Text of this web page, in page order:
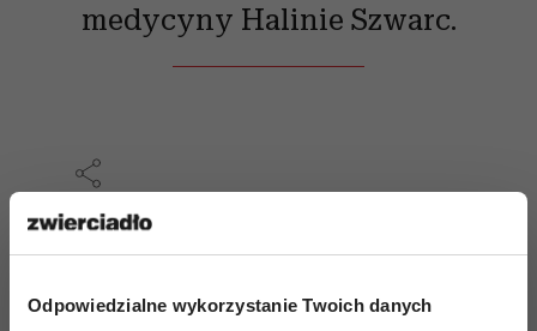
Odpowiedzialne wykorzystanie Twoich danych
medycyny Halinie Szwarc.